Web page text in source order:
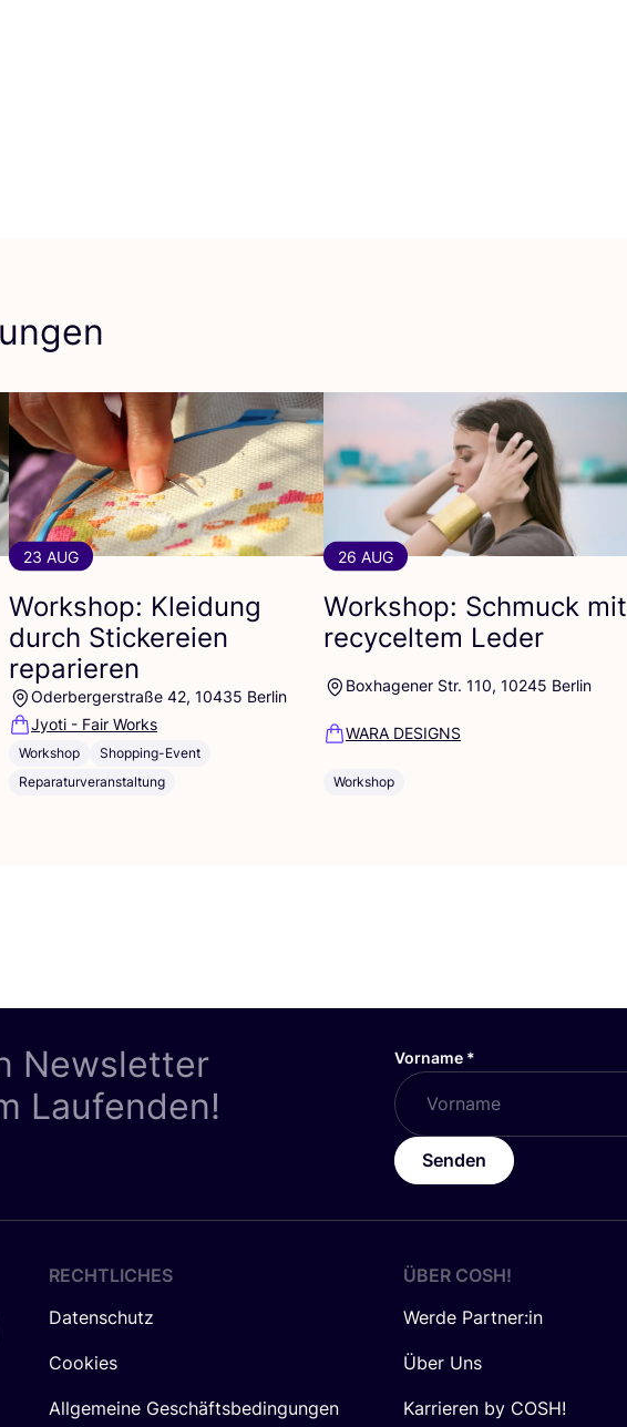
23 AUG
Workshop: Kleidung
durch Stickereien
reparieren
Oderbergerstraße 42, 10435 Berlin
Jyoti - Fair Works
Workshop
Shopping-Event
Reparaturveranstaltung
26 AUG
Workshop: Schmuck mit
recyceltem Leder
Boxhagener Str. 110, 10245 Berlin
WARA DESIGNS
Workshop
Newsletter
Laufenden!
Vorname *
Senden
RECHTLICHES
Datenschutz
Cookies
Allgemeine Geschäftsbedingungen
ÜBER COSH!
Werde Partner:in
Über Uns
Karrieren by COSH!